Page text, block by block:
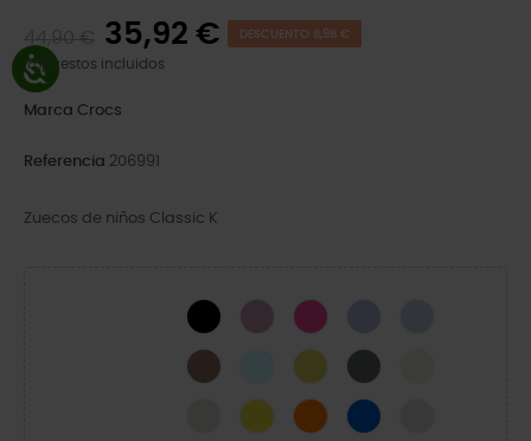
35,92 € DESCUENTO 8,98 €
Impuestos incluidos
Marca Crocs
Referencia 206991
Zuecos de niños Classic K
Black HydrangeaPink Crush
Milk Chocolate
AquamarineCyber YellowSlate Grey
Lemon Orange Zing
Blue Bolt